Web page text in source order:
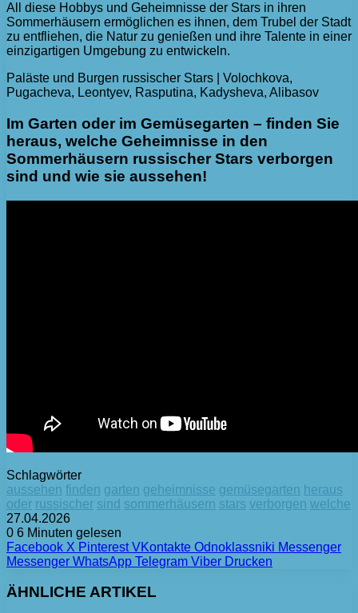
All diese Hobbys und Geheimnisse der Stars in ihren
Sommerhäusern ermöglichen es ihnen, dem Trubel der Stadt
zu entfliehen, die Natur zu genießen und ihre Talente in einer
einzigartigen Umgebung zu entwickeln.
Paläste und Burgen russischer Stars | Volochkova,
Pugacheva, Leontyev, Rasputina, Kadysheva, Alibasov
Im Garten oder im Gemüsegarten – finden Sie
heraus, welche Geheimnisse in den
Sommerhäusern russischer Stars verborgen
sind und wie sie aussehen!
Schlagwörter
aussehen finden garten geheimnisse gemüsegarten heraus
oder russischer sind sommerhäusern stars verborgen welche
27.04.2026
0 6 Minuten gelesen
Facebook X Pinterest VKontakte Odnoklassniki Messenger
Messenger WhatsApp Telegram Viber Drucken
ÄHNLICHE ARTIKEL